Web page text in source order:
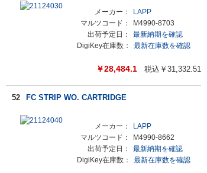
メーカー：
LAPP
マルツコード：
M4990-8703
出荷予定日：
最新納期を確認
DigiKey在庫数：
最新在庫数を確認
￥28,484.1 税込￥ 31,332.51
52 FC STRIP WO. CARTRIDGE
メーカー：
LAPP
マルツコード：
M4990-8662
出荷予定日：
最新納期を確認
DigiKey在庫数：
最新在庫数を確認